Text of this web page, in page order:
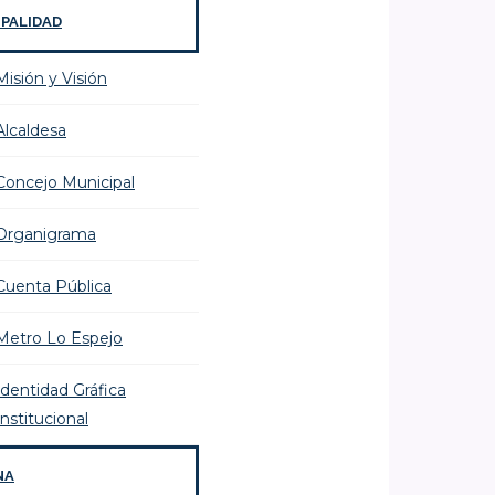
y Visión
Municipal
Pública
Lo Espejo
Gráfica